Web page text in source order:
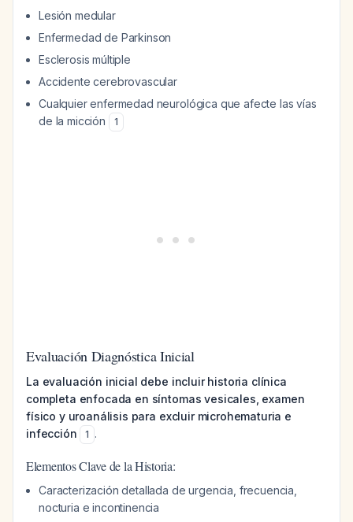
Lesión medular
Enfermedad de Parkinson
Esclerosis múltiple
Accidente cerebrovascular
Cualquier enfermedad neurológica que afecte las vías
de la micción
1
Evaluación Diagnóstica Inicial
La evaluación inicial debe incluir historia clínica
completa enfocada en síntomas vesicales, examen
físico y uroanálisis para excluir microhematuria e
infección
1 .
Elementos Clave de la Historia:
Caracterización detallada de urgencia, frecuencia,
nocturia e incontinencia